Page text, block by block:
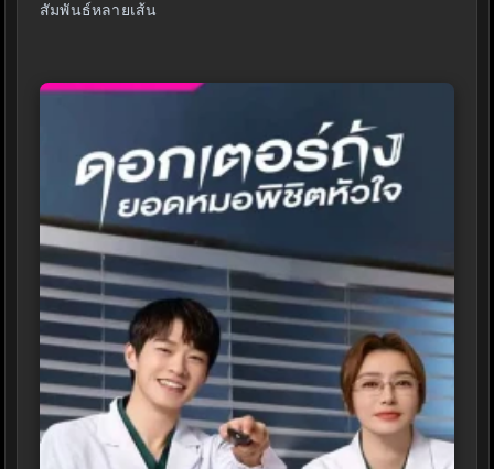
สัมพันธ์หลายเส้น